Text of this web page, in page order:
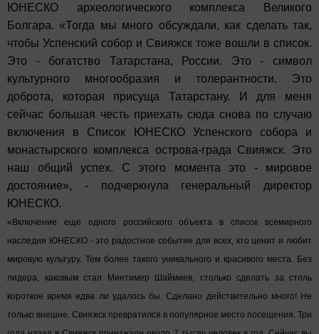
ЮНЕСКО археологического комплекса Великого
Болгара. «Тогда мы много обсуждали, как сделать так,
чтобы Успенский собор и Свияжск тоже вошли в список.
Это - богатство Татарстана, России. Это - символ
культурного многообразия и толерантности. Это
доброта, которая присуща Татарстану. И для меня
сейчас большая честь приехать сюда снова по случаю
включения в Список ЮНЕСКО Успенского собора и
монастырского комплекса острова-града Свияжск. Это
наш общий успех. С этого момента это - мировое
достояние», - подчеркнула генеральный директор
ЮНЕСКО.
«Включение еще одного российского объекта в список всемирного
наследия ЮНЕСКО - это радостное событие для всех, кто ценит и любит
мировую культуру. Тем более такого уникального и красивого места. Без
лидера, каковым стал Минтимер Шаймиев, столько сделать за столь
короткое время едва ли удалось бы. Сделано действительно много! Не
только внешне. Свияжск превратился в популярное место посещения. Три